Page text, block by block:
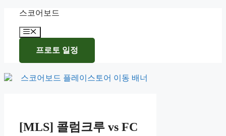
content
스코어보드
Menu
프로토 일정
[MLS] 콜럼크루 vs FC